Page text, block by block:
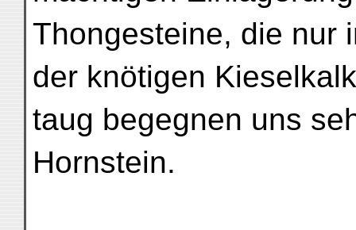
Thongesteine, die nur
der knötigen
taug begegnen uns
Hornstein.